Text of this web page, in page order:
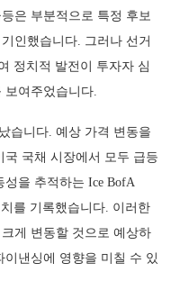
은 부분적으로 특정 후보
인했습니다. 그러나 선거
정치적 발전이 투자자 심
보여주었습니다.
습니다. 예상 가격 변동을
국채 시장에서 모두 급등
성을 추적하는 Ice BofA
를 기록했습니다. 이러한
게 변동할 것으로 예상하
낸싱에 영향을 미칠 수 있